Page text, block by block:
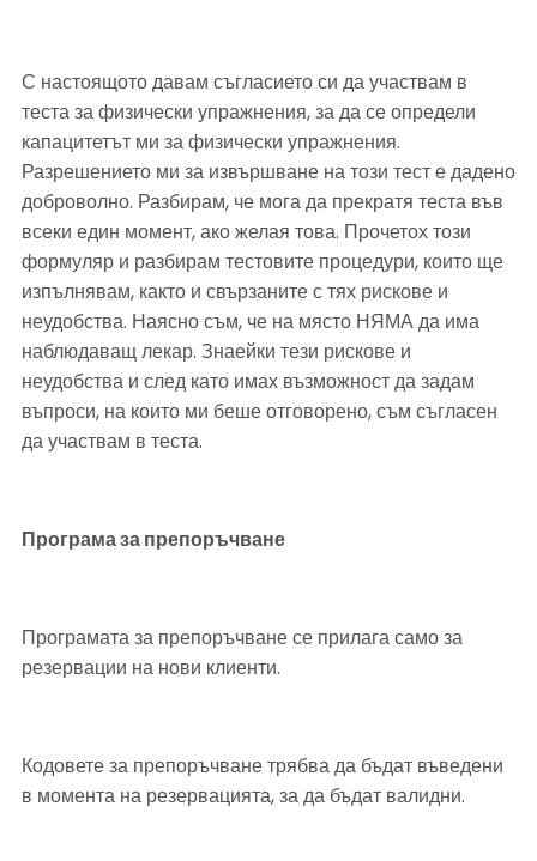
С настоящото давам съгласието си да участвам в
теста за физически упражнения, за да се определи
капацитетът ми за физически упражнения.
Разрешението ми за извършване на този тест е дадено
доброволно. Разбирам, че мога да прекратя теста във
всеки един момент, ако желая това. Прочетох този
формуляр и разбирам тестовите процедури, които ще
изпълнявам, както и свързаните с тях рискове и
неудобства. Наясно съм, че на място НЯМА да има
наблюдаващ лекар. Знаейки тези рискове и
неудобства и след като имах възможност да задам
въпроси, на които ми беше отговорено, съм съгласен
да участвам в теста.
Програма за препоръчване
Програмата за препоръчване се прилага само за
резервации на нови клиенти.
Кодовете за препоръчване трябва да бъдат въведени
в момента на резервацията, за да бъдат валидни.